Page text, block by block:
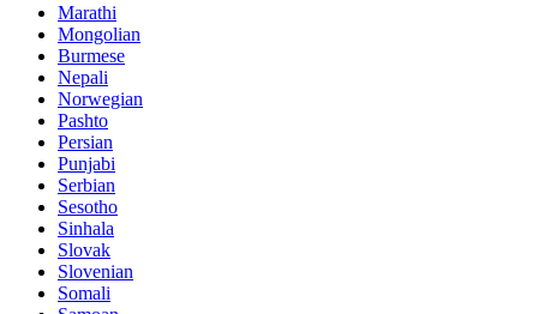
Marathi
Mongolian
Burmese
Nepali
Norwegian
Pashto
Persian
Punjabi
Serbian
Sesotho
Sinhala
Slovak
Slovenian
Somali